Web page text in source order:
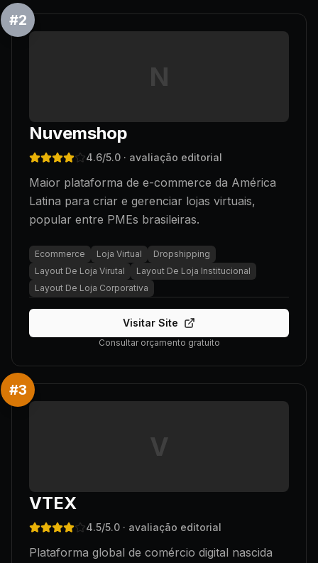
#2
N
Nuvemshop
4.6/5.0 · avaliação editorial
Maior plataforma de e-commerce da América
Latina para criar e gerenciar lojas virtuais,
popular entre PMEs brasileiras.
Ecommerce Loja Virtual
Dropshipping
Layout De Loja Virutal
Layout De Loja Institucional
Layout De Loja Corporativa
Visitar Site
Consultar orçamento gratuito
#3
V
VTEX
4.5/5.0 · avaliação editorial
Plataforma global de comércio digital nascida